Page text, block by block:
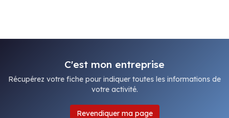
C'est mon entreprise
Récupérez votre fiche pour indiquer toutes les informations de
votre activité.
Revendiquer ma page